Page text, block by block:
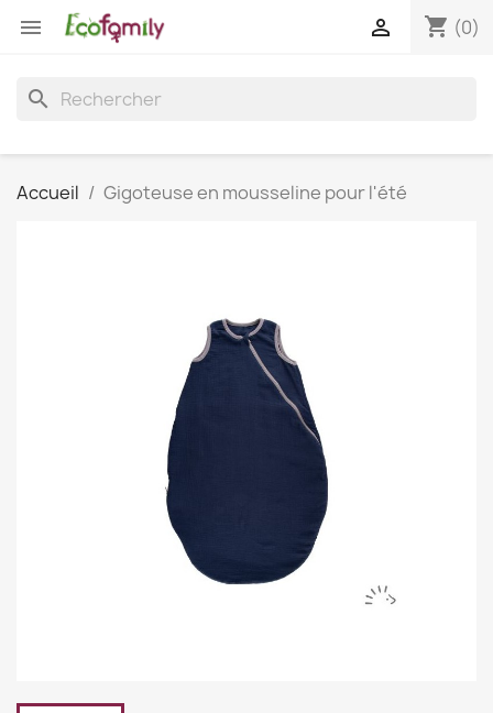
 shopping_cart (0)

search
Accueil Gigoteuse en mousseline pour l'été